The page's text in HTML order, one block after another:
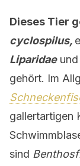
Dieses Tier
cyclospilus,
Liparidaeund
gehört. Im
gallertartigen
sind